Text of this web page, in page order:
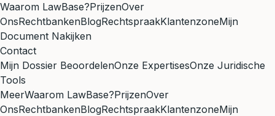
Waarom LawBase?PrijzenOver
OnsRechtbankenBlogRechtspraakKlantenzoneMijn
Document Nakijken
Contact
Mijn Dossier BeoordelenOnze ExpertisesOnze Juridische
Tools
MeerWaarom LawBase?PrijzenOver
OnsRechtbankenBlogRechtspraakKlantenzoneMijn